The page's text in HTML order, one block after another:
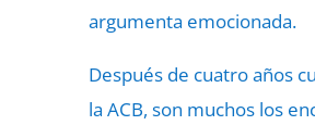
argumenta emocionada.
Después de cuatro años
la ACB, son muchos los